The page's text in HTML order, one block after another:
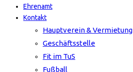
Ehrenamt
Kontakt
Hauptverein & Vermietung
Geschäftsstelle
Fit im TuS
Fußball